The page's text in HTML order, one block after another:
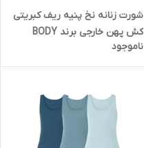
شورت زنانه نخ پنیه ریف کبریتی
کش پهن خارجی برند BODY
ناموجود